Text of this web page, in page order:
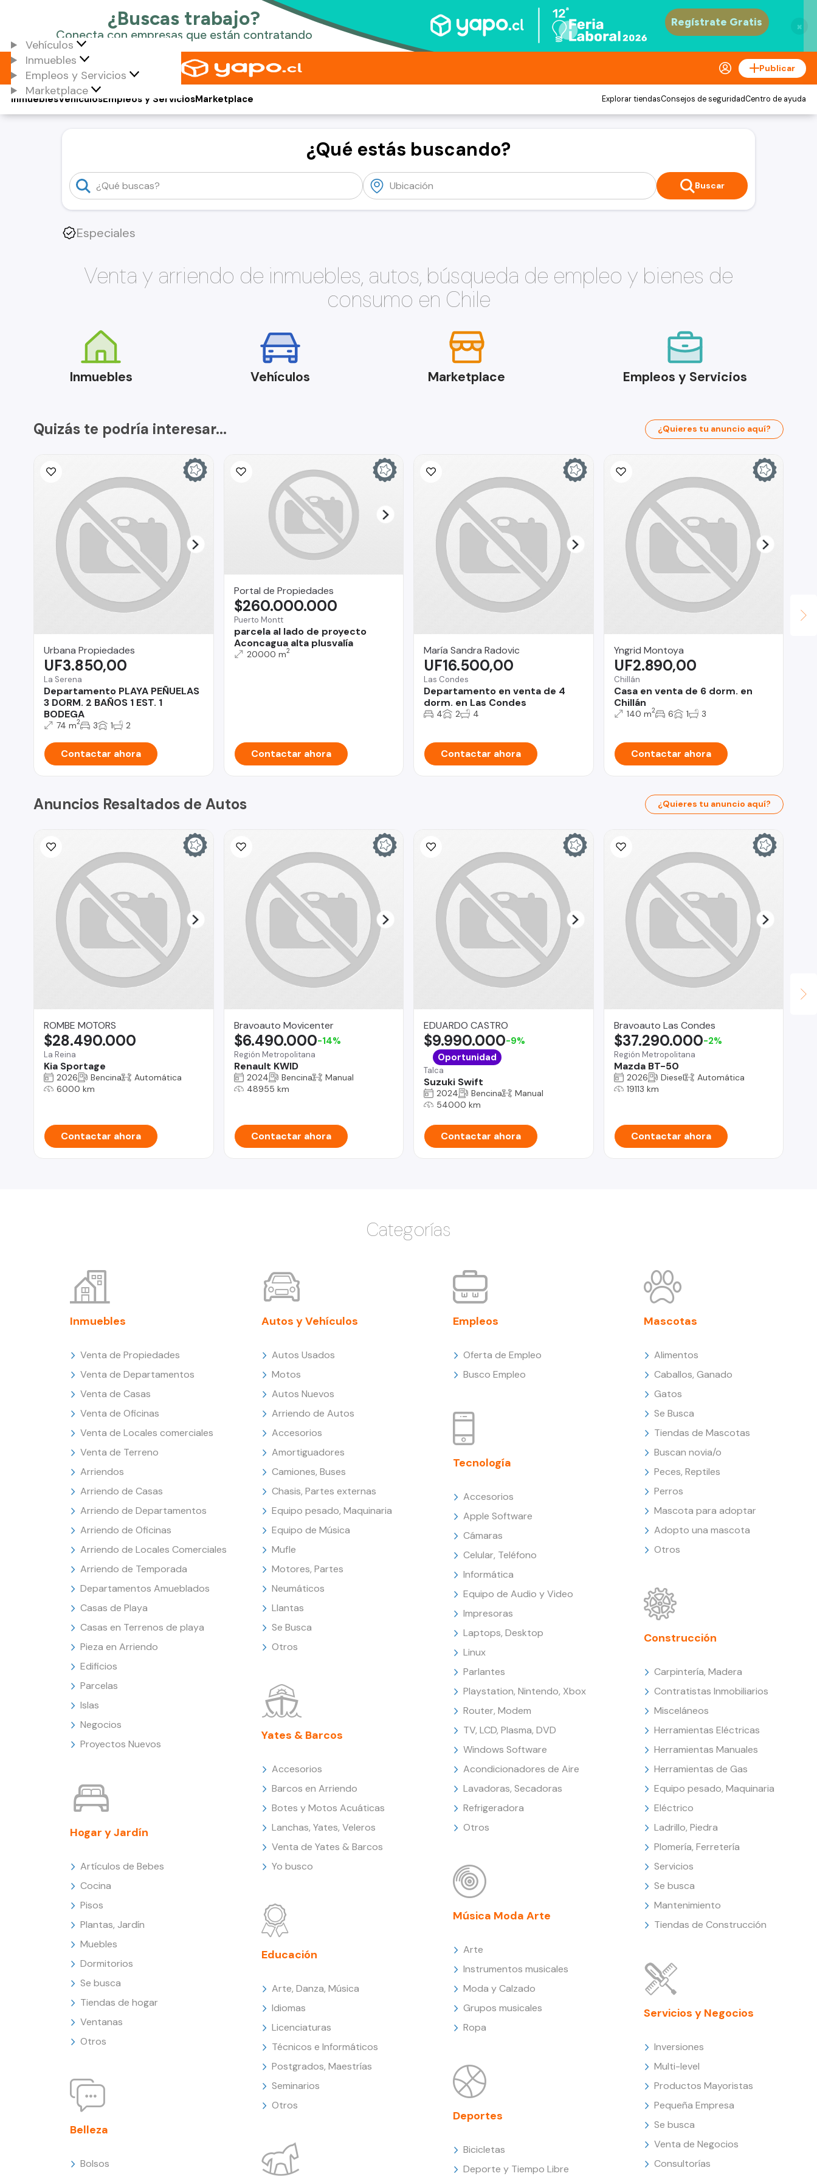
×
Vehículos
Inmuebles
Empleos y Servicios
Marketplace
Publicar
Vehículos
Inmuebles Empleos y ServiciosMarketplace Explorar tiendasConsejos de seguridadCentro de ayuda
¿Qué estás buscando?
Buscar
Especiales
Venta y arriendo de inmuebles, autos, búsqueda de empleo y bienes de
consumo en Chile
Inmuebles Vehículos Marketplace Empleos y Servicios
Quizás te podría interesar... ¿Quieres tu anuncio aquí?
Urbana Propiedades
La Serena
Departamento PLAYA PEÑUELAS
3 DORM. 2 BAÑOS 1 EST. 1
BODEGA
UF3.850,00
74 m2 3 1 2
Contactar ahora
Portal de Propiedades
Puerto Montt
parcela al lado de proyecto
Aconcagua alta plusvalía
$260.000.000
20000 m2
Contactar ahora
María Sandra Radovic
Las Condes
Departamento en venta de 4
dorm. en Las Condes
UF16.500,00
4 2 4
Contactar ahora
Yngrid Montoya
Chillán
Casa en venta de 6 dorm. en
Chillán
UF2.890,00
140 m2 6 1 3
Contactar ahora
Anuncios Resaltados de Autos ¿Quieres tu anuncio aquí?
ROMBE MOTORS
La Reina
Kia Sportage
$28.490.000
2026 Bencina
Automática
6000 km
Contactar ahora
Bravoauto Movicenter
Región Metropolitana
Renault KWID
$6.490.000-14%
2024 Bencina
Manual
48955 km
Contactar ahora
EDUARDO CASTRO
Talca
Suzuki Swift
$9.990.000-9%
Oportunidad
2024 Bencina
Manual
54000 km
Contactar ahora
Bravoauto Las Condes
Región Metropolitana
Mazda BT-50
$37.290.000-2%
2026 Diesel
Automática
19113 km
Contactar ahora
La
Categorías
Inmuebles
Venta de Propiedades
Venta de Departamentos
Venta de Casas
Venta de Oficinas
Venta de Locales comerciales
Venta de Terreno
Arriendos
Arriendo de Casas
Arriendo de Departamentos
Arriendo de Oficinas
Arriendo de Locales Comerciales
Arriendo de Temporada
Departamentos Amueblados
Casas de Playa
Casas en Terrenos de playa
Pieza en Arriendo
Edificios
Parcelas
Islas
Negocios
Proyectos Nuevos
Hogar y Jardín
Artículos de Bebes
Cocina
Pisos
Plantas, Jardín
Muebles
Dormitorios
Se busca
Tiendas de hogar
Ventanas
Otros
Belleza
Bolsos
Autos y Vehículos
Autos Usados
Motos
Autos Nuevos
Arriendo de Autos
Accesorios
Amortiguadores
Camiones, Buses
Chasis, Partes externas
Equipo pesado, Maquinaria
Equipo de Música
Mufle
Motores, Partes
Neumáticos
Llantas
Se Busca
Otros
Yates & Barcos
Accesorios
Barcos en Arriendo
Botes y Motos Acuáticas
Lanchas, Yates, Veleros
Venta de Yates & Barcos
Yo busco
Educación
Arte, Danza, Música
Idiomas
Licenciaturas
Técnicos e Informáticos
Postgrados, Maestrías
Seminarios
Otros
Empleos
Oferta de Empleo
Busco Empleo
Tecnología
Accesorios
Apple Software
Cámaras
Celular, Teléfono
Informática
Equipo de Audio y Video
Impresoras
Laptops, Desktop
Linux
Parlantes
Playstation, Nintendo, Xbox
Router, Modem
TV, LCD, Plasma, DVD
Windows Software
Acondicionadores de Aire
Lavadoras, Secadoras
Refrigeradora
Otros
Música Moda Arte
Arte
Instrumentos musicales
Moda y Calzado
Grupos musicales
Ropa
Deportes
Bicicletas
Deporte y Tiempo Libre
Mascotas
Alimentos
Caballos, Ganado
Gatos
Se Busca
Tiendas de Mascotas
Buscan novia/o
Peces, Reptiles
Perros
Mascota para adoptar
Adopto una mascota
Otros
Construcción
Carpintería, Madera
Contratistas Inmobiliarios
Misceláneos
Herramientas Eléctricas
Herramientas Manuales
Herramientas de Gas
Equipo pesado, Maquinaria
Eléctrico
Ladrillo, Piedra
Plomería, Ferretería
Servicios
Se busca
Mantenimiento
Tiendas de Construcción
Servicios y Negocios
Inversiones
Multi-level
Productos Mayoristas
Pequeña Empresa
Se busca
Venta de Negocios
Consultorías